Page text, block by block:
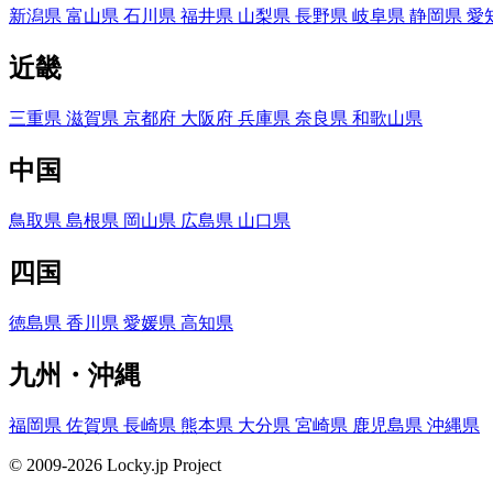
新潟県 富山県 石川県 福井県 山梨県 長野県 岐阜県 静岡県 愛
近畿
三重県 滋賀県 京都府 大阪府 兵庫県 奈良県 和歌山県
中国
鳥取県 島根県 岡山県 広島県 山口県
四国
徳島県 香川県 愛媛県 高知県
九州・沖縄
福岡県 佐賀県 長崎県 熊本県 大分県 宮崎県 鹿児島県 沖縄県
© 2009-2026 Locky.jp Project